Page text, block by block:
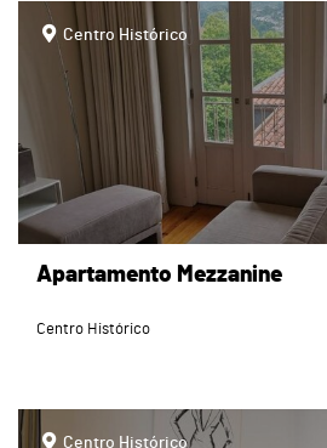
page
Centro Histórico
Apartamento Mezzanine
Centro Histórico
page
Centro Histórico